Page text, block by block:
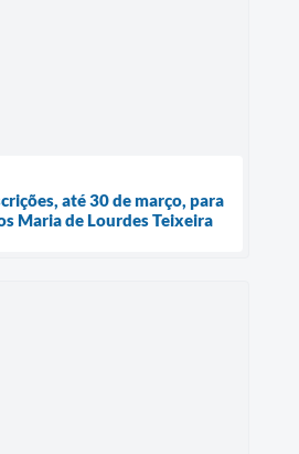
até 30 de março, para
Maria de Lourdes Teixeira